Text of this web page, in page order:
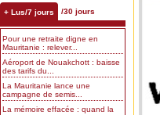
+ Lus/7 jours /30 jours
Pour une retraite digne en
Mauritanie : relever...
Aéroport de Nouakchott : baisse
des tarifs du...
La Mauritanie lance une
campagne de semis...
La mémoire effacée : quand la